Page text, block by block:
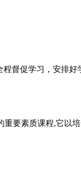
督促学习，安排好
要素质课程,它以